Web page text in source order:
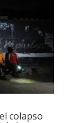
colapso